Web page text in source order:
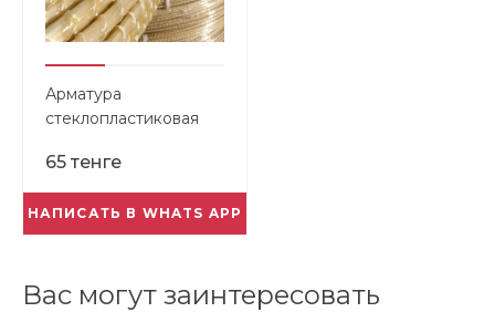
Арматура
стеклопластиковая
65 тенге
НАПИСАТЬ В WHATS APP
Вас могут заинтересовать